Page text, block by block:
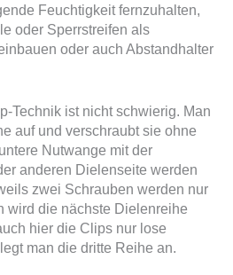
Feuchtigkeit fernzuhalten,
oder Sperrstreifen als
oder auch Abstandhalter
Technik ist nicht schwierig. Man
auf und verschraubt sie ohne
Nutwange mit der
anderen Dielenseite werden
zwei Schrauben werden nur
wird die nächste Dielenreihe
hier die Clips nur lose
man die dritte Reihe an.